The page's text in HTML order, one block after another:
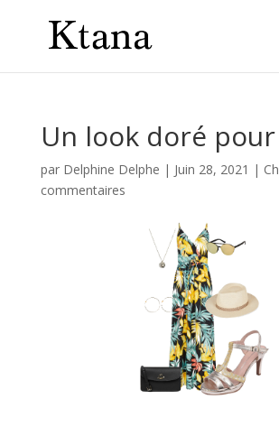
Un look doré pour
par Delphine Delphe | Juin 28, 2021 |
commentaires